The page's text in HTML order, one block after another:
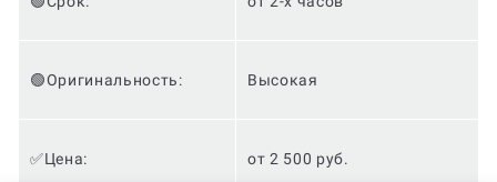
🟢Оригинальность: Высокая
✅Цена: от 2 500 руб.